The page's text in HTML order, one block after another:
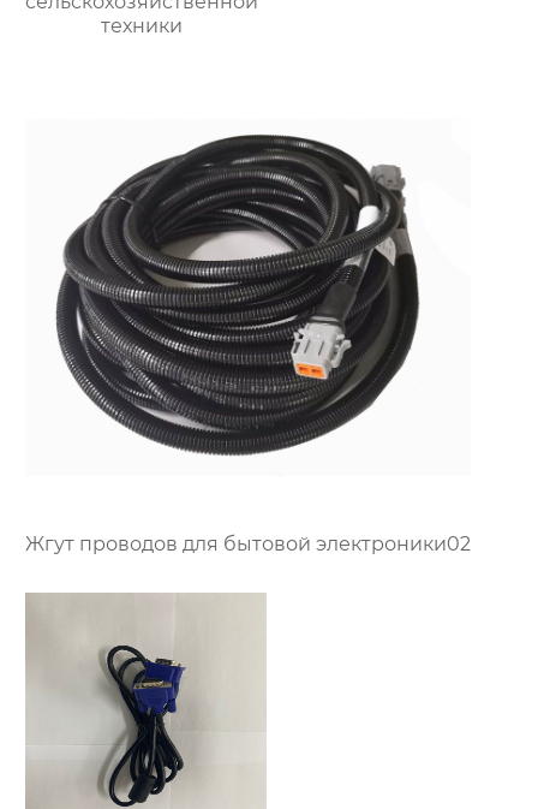
техники
Жгут проводов для бытовой электроники02